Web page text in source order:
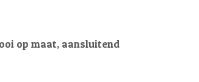
op maat, aansluitend